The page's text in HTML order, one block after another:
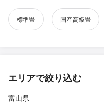
標準畳 国産高級畳
エリアで絞り込む
富山県